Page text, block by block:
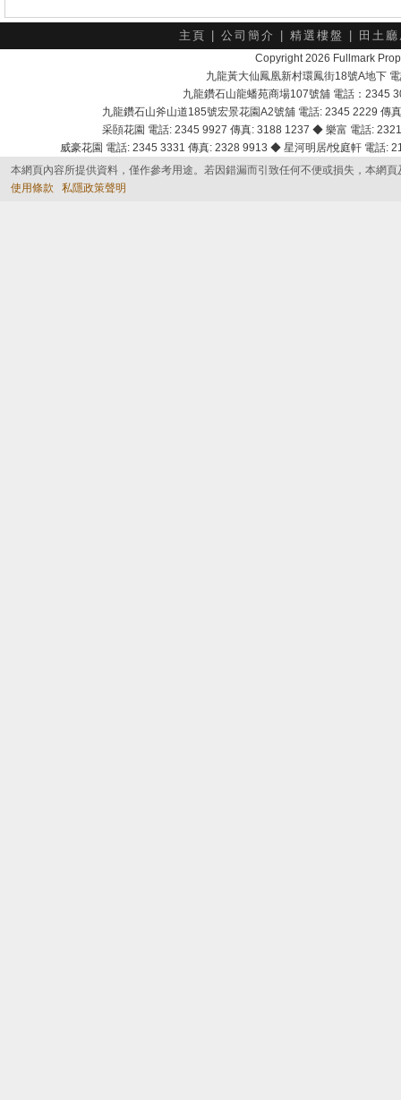
主頁 公司簡介 精選樓盤 田土
Copyright 2026 Fullmark
九龍黃大仙鳳凰新村環鳳街18號A地下
九龍鑽石山龍蟠苑商場107號舖 電話：2345
九龍鑽石山斧山道185號宏景花園A2號舖 電話: 2345 2229
采頣花園 電話: 2345 9927 傳真: 3188 1237 ◆ 樂富 電話:
威豪花園 電話: 2345 3331 傳真: 2328 9913 ◆ 星河明居/悅庭軒 電話
本網頁內容所提供資料，僅作參考用途。若因錯漏而引致任何不便或損失，本網
使用條款
私隱政策聲明